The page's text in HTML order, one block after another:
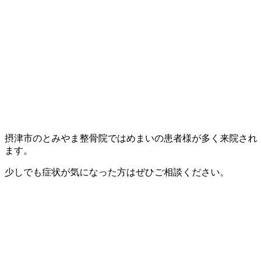
摂津市のとみやま整骨院ではめまいの患者様が多く来院され
ます。
少しでも症状が気になった方はぜひご相談ください。